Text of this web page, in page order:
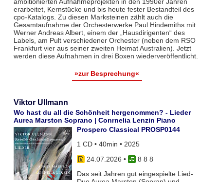
erarbeitet, Kernstücke und bis heute fester Bestandteil des
cpo-Katalogs. Zu diesen Marksteinen zählt auch die
Gesamtaufnahme der Orchesterwerke Paul Hindemiths mit
Werner Andreas Albert, einem der „Hausdirigenten“ des
Labels, am Pult verschiedener Orchester (neben dem RSO
Frankfurt vier aus seiner zweiten Heimat Australien). Jetzt
werden diese Aufnahmen in drei Boxen wiederveröffentlicht.
»zur Besprechung«
Viktor Ullmann
Wo hast du all die Schönheit hergenommen? - Lieder
Aurea Marston Soprano | Conrnelia Lenzin Piano
Prospero Classical PROSP0144
1 CD • 40min • 2025
24.07.2026 •
8 8 8
Das seit Jahren gut eingespielte Lied-